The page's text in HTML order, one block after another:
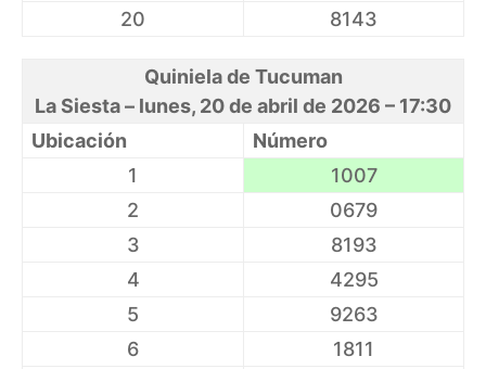
20
8143
Quiniela de Tucuman
La Siesta – lunes, 20 de abril de 2026 – 17:30
Ubicación
Número
1
1007
2
0679
3
8193
4
4295
5
9263
6
1811